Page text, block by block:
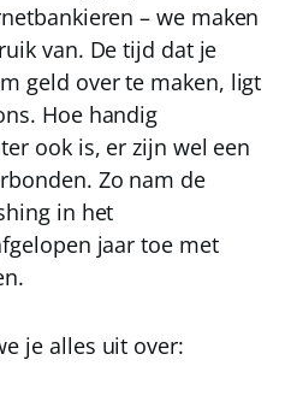
– we maken
van. De tijd dat je
geld over te maken, ligt
Hoe handig
ook is, er zijn wel een
Zo nam de
in het
jaar toe met
je alles uit over: